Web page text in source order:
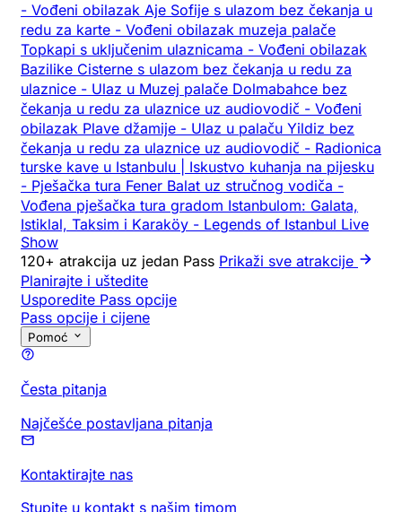
- Vođeni obilazak Aje Sofije s ulazom bez čekanja u
redu za karte - Vođeni obilazak muzeja palače
Topkapi s uključenim ulaznicama - Vođeni obilazak
Bazilike Cisterne s ulazom bez čekanja u redu za
ulaznice - Ulaz u Muzej palače Dolmabahce bez
čekanja u redu za ulaznice uz audiovodič - Vođeni
obilazak Plave džamije - Ulaz u palaču Yildiz bez
čekanja u redu za ulaznice uz audiovodič - Radionica
turske kave u Istanbulu | Iskustvo kuhanja na pijesku
- Pješačka tura Fener Balat uz stručnog vodiča -
Vođena pješačka tura gradom Istanbulom: Galata,
Istiklal, Taksim i Karaköy - Legends of Istanbul Live
Show
120+ atrakcija uz jedan Pass Prikaži sve atrakcije
Planirajte i uštedite
Usporedite Pass opcije
Pass opcije i cijene
Pomoć
Česta pitanja
Najčešće postavljana pitanja
Kontaktirajte nas
Stupite u kontakt s našim timom